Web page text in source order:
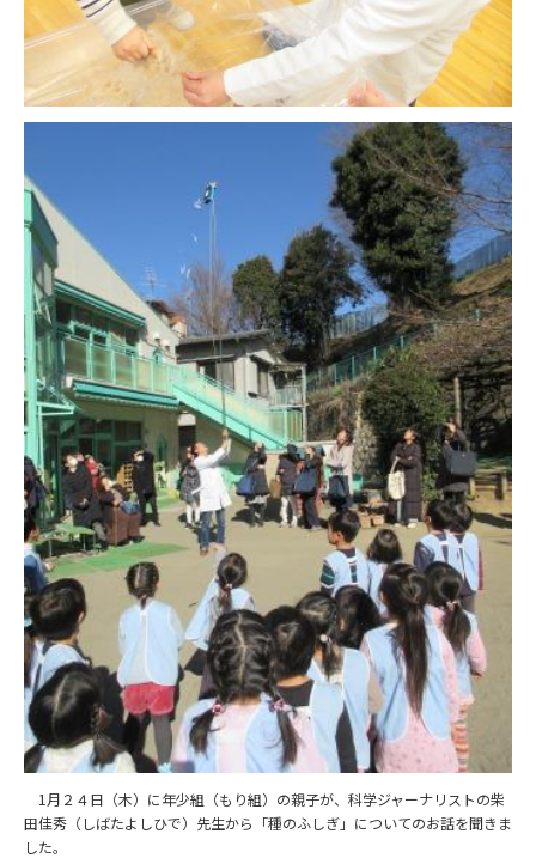
1月２４日（木）に年少組（もり組）の親子が、科学ジャーナリストの柴
田佳秀（しばたよしひで）先生から「種のふしぎ」についてのお話を聞きま
した。